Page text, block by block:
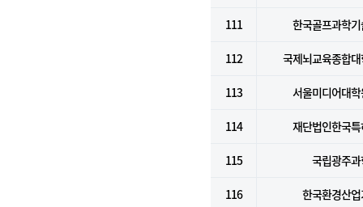
111 한국골프과학
112 국제뇌교육종합
113 서울미디어대
114 재단법인한국
115 국립광주
116 한국환경산